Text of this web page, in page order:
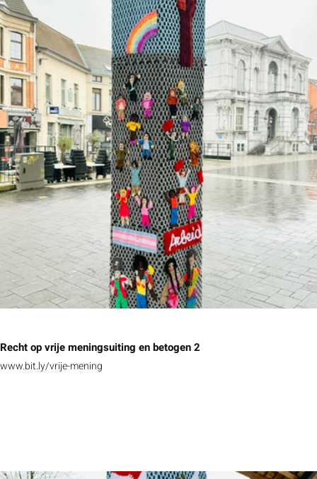
Recht op vrije meningsuiting en betogen 2
www.bit.ly/vrije-mening